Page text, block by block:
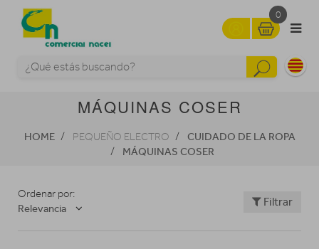
0
MÁQUINAS COSER
HOME PEQUEÑO ELECTRO
CUIDADO DE LA ROPA
MÁQUINAS COSER
Ordenar por:
Relevancia
Filtrar